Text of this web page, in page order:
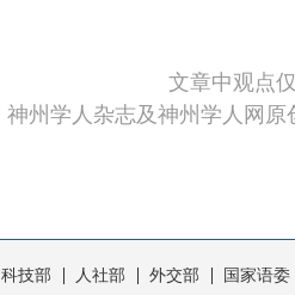
文章中观点
神州学人杂志及神州学人网原
科技部 人社部 外交部 国家语委